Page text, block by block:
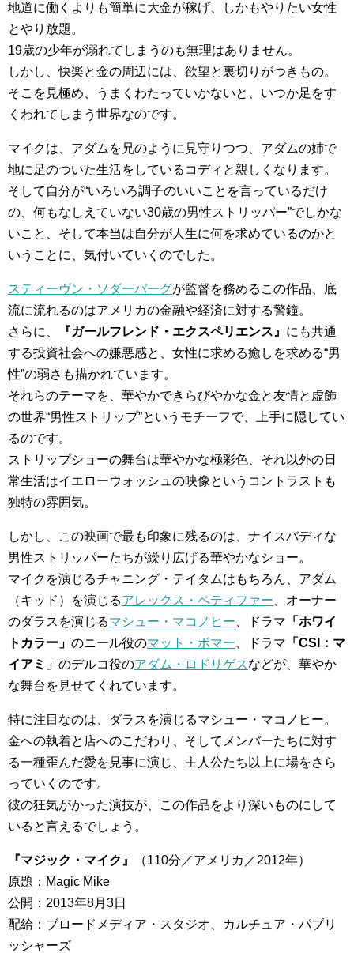
地道に働くよりも簡単に大金が稼げ、しかもやりたい女性
とやり放題。
19歳の少年が溺れてしまうのも無理はありません。
しかし、快楽と金の周辺には、欲望と裏切りがつきもの。
そこを見極め、うまくわたっていかないと、いつか足をす
くわれてしまう世界なのです。
マイクは、アダムを兄のように見守りつつ、アダムの姉で
地に足のついた生活をしているコディと親しくなります。
そして自分が“いろいろ調子のいいことを言っているだけ
の、何もなしえていない30歳の男性ストリッパー”でしかな
いこと、そして本当は自分が人生に何を求めているのかと
いうことに、気付いていくのでした。
スティーヴン・ソダーバーグが監督を務めるこの作品、底
流に流れるのはアメリカの金融や経済に対する警鐘。
さらに、
『ガールフレンド・エクスペリエンス』 にも共通
する投資社会への嫌悪感と、女性に求める癒しを求める“男
性”の弱さも描かれています。
それらのテーマを、華やかできらびやかな金と友情と虚飾
の世界“男性ストリップ”というモチーフで、上手に隠してい
るのです。
ストリップショーの舞台は華やかな極彩色、それ以外の日
常生活はイエローウォッシュの映像というコントラストも
独特の雰囲気。
しかし、この映画で最も印象に残るのは、ナイスバディな
男性ストリッパーたちが繰り広げる華やかなショー。
マイクを演じるチャニング・テイタムはもちろん、アダム
（キッド）を演じるアレックス・ペティファー 、オーナー
のダラスを演じるマシュー・マコノヒー 、ドラマ 「ホワイ
トカラー」 のニール役のマット・ボマー 、ドラマ 「CSI：マ
イアミ」 のデルコ役のアダム・ロドリゲスなどが、華やか
な舞台を見せてくれています。
特に注目なのは、ダラスを演じるマシュー・マコノヒー。
金への執着と店へのこだわり、そしてメンバーたちに対す
る一種歪んだ愛を見事に演じ、主人公たち以上に場をさら
っていくのです。
彼の狂気がかった演技が、この作品をより深いものにして
いると言えるでしょう。
『マジック・マイク』
（110分／アメリカ／2012年）
原題：Magic Mike
公開：2013年8月3日
配給：ブロードメディア・スタジオ、カルチュア・パブリ
ッシャーズ